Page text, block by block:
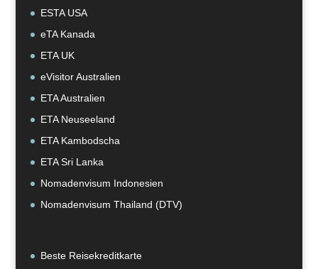
ESTA USA
eTA Kanada
ETA UK
eVisitor Australien
ETA Australien
ETA Neuseeland
ETA Kambodscha
ETA Sri Lanka
Nomadenvisum Indonesien
Nomadenvisum Thailand (DTV)
Beste Reisekreditkarte